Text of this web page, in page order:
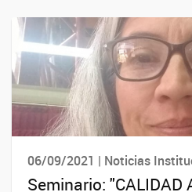
06/09/2021 | Noticias
Seminario: "CALIDAD